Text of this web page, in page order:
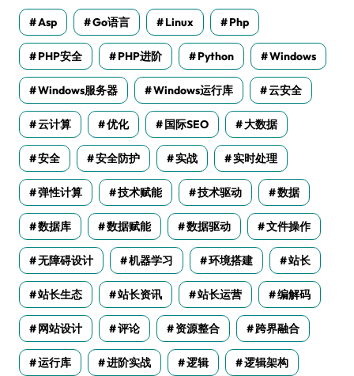
Asp Go语言 Linux Php
PHP安全 PHP进阶 Python Windows
Windows服务器 Windows运行库 云安全
云计算 优化 国际SEO 大数据
安全 安全防护 实战 实时处理
弹性计算 技术赋能 技术驱动 数据
数据库 数据赋能 数据驱动 文件操作
无障碍设计 机器学习 环境搭建 站长
站长生态 站长资讯 站长运营 编解码
网站设计 评论 资源整合 跨界融合
运行库 进阶实战 逻辑 逻辑架构